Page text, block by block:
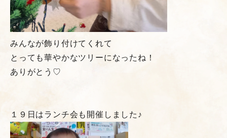
みんなが飾り付けてくれて
とっても華やかなツリーになったね！
ありがとう♡
１９日はランチ会も開催しました♪